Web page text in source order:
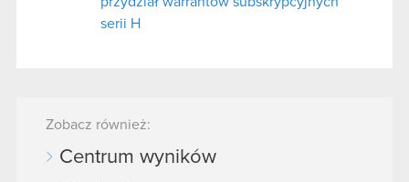
serii H
Zobacz również:
Centrum wyników